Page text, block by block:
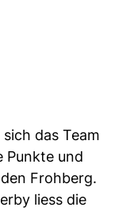
das Team
Punkte und
Frohberg.
liess die